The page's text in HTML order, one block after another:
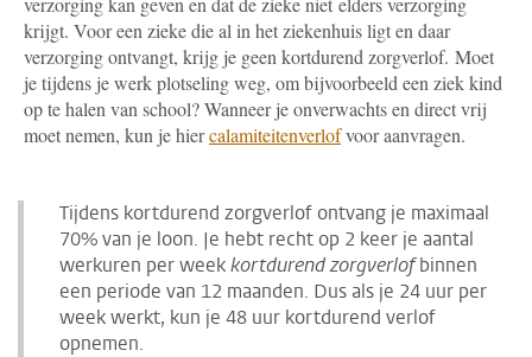
krijgt. Voor een zieke die al in het ziekenhuis ligt en daar
verzorging ontvangt, krijg je geen kortdurend zorgverlof. Moet
je tijdens je werk plotseling weg, om bijvoorbeeld een ziek kind
op te halen van school? Wanneer je onverwachts en direct vrij
moet nemen, kun je hiercalamiteitenverlofvoor aanvragen.
Tijdens kortdurend zorgverlof ontvang je maximaal
70% van je loon. Je hebt recht op 2 keer je aantal
werkuren per weekkortdurend zorgverlofbinnen
een periode van 12 maanden. Dus als je 24 uur per
week werkt, kun je 48 uur kortdurend verlof
opnemen.